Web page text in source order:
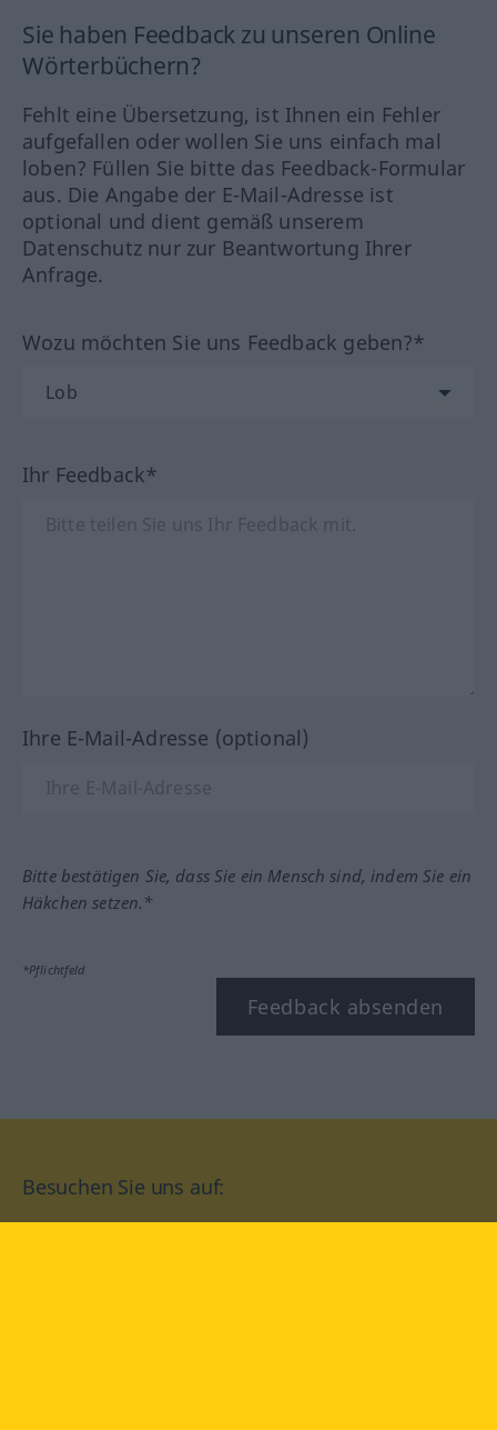
Sie haben Feedback zu unseren Online
Wörterbüchern?
Fehlt eine Übersetzung, ist Ihnen ein Fehler
aufgefallen oder wollen Sie uns einfach mal
loben? Füllen Sie bitte das Feedback-Formular
aus. Die Angabe der E-Mail-Adresse ist
optional und dient gemäß unserem
Datenschutz nur zur Beantwortung Ihrer
Anfrage.
Wozu möchten Sie uns Feedback geben?*
Ihr Feedback*
Ihre E-Mail-Adresse (optional)
Bitte bestätigen Sie, dass Sie ein Mensch sind, indem Sie ein
Häkchen setzen.*
*Pflichtfeld
Feedback absenden
Besuchen Sie uns auf: